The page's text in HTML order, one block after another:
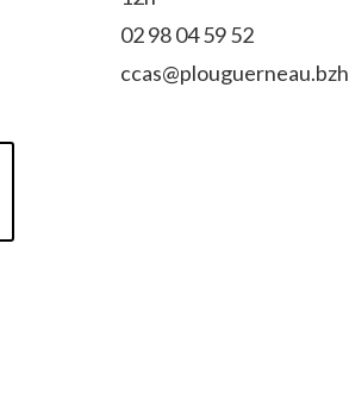
02 98 04 59 52
ccas@plouguerneau.bzh